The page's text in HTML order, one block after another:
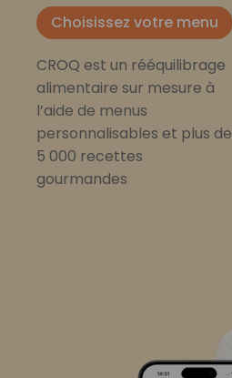
Choisissez votre menu
CROQ est un rééquilibrage
alimentaire sur mesure à
l’aide de menus
personnalisables et plus de
5 000 recettes
gourmandes